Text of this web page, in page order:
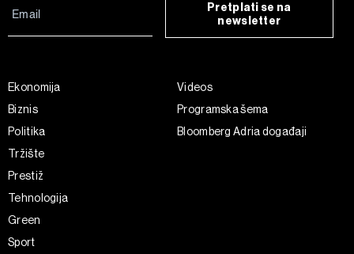
Pretplati se na
newsletter
Ekonomija
Biznis
Politika
Tržište
Prestiž
Tehnologija
Green
Sport
Videos
Programska šema
Bloomberg Adria događaji